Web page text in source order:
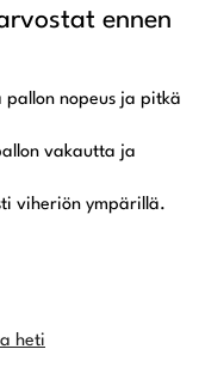
ennen
nopeus ja pitkä
vakautta ja
viheriön ympärillä.
heti